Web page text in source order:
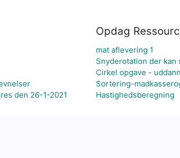
den 26-1-2021
Opdag
mat aflevering 1
Snyderotation der kan
Cirkel opgave -
Sortering-
Hastighedsberegning